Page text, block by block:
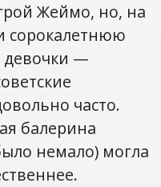
Жеймо, но, на
сорокалетнюю
—
часто.
балерина
немало) могла